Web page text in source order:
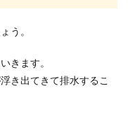
う。
きます。
き出てきて排水するこ